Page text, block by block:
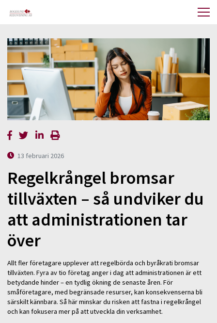
13 februari 2026
Regelkrångel bromsar
tillväxten – så undviker du
att administrationen tar
över
Allt fler företagare upplever att regelbörda och byråkrati bromsar
tillväxten. Fyra av tio företag anger i dag att administrationen är ett
betydande hinder – en tydlig ökning de senaste åren. För
småföretagare, med begränsade resurser, kan konsekvenserna bli
särskilt kännbara. Så här minskar du risken att fastna i regelkrångel
och kan fokusera mer på att utveckla din verksamhet.